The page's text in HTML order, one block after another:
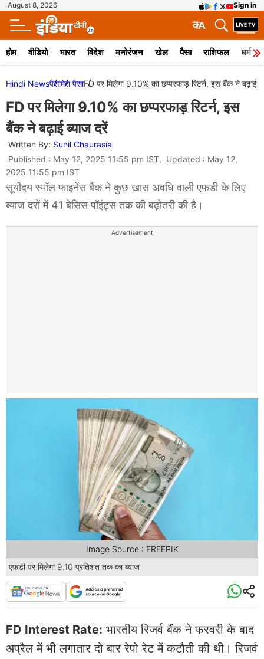
August 8, 2026 Sign in
A
क
होम वीडियो भारत विदेश मनोरंजन खेल पैसा राशिफल धर्म
Hindi Newsपैसामेरा पैसाFD पर मिलेगा 9.10% का छप्परफाड़ रिटर्न, इस बैंक ने बढ़ाई
FD पर मिलेगा 9.10% का छप्परफाड़ रिटर्न, इस
बैंक ने बढ़ाई ब्याज दरें
Written By: Sunil Chaurasia
Published : May 12, 2025 11:55 pm IST, Updated : May 12,
2025 11:55 pm IST
सूर्योदय स्मॉल फाइनेंस बैंक ने कुछ खास अवधि वाली एफडी के लिए
ब्याज दरों में 41 बेसिस पॉइंट्स तक की बढ़ोतरी की है।
Advertisement
एफडी पर मिलेगा 9.10 प्रतिशत तक का ब्याज
Image Source : FREEPIK
FD Interest Rate: भारतीय रिजर्व बैंक ने फरवरी के बाद
अप्रैल में भी लगातार दो बार रेपो रेट में कटौती की थी। रिजर्व